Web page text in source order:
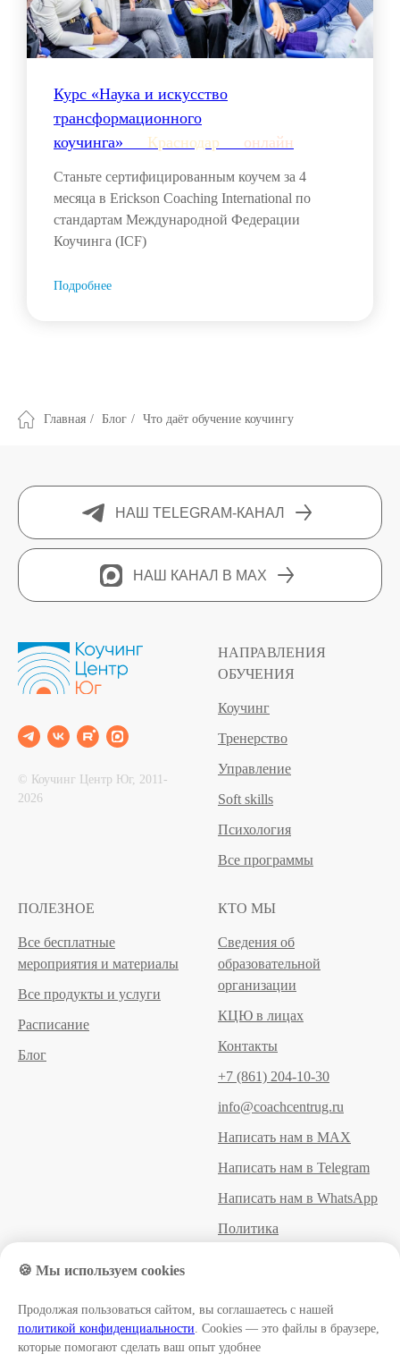
🍪 Мы используем cookies
Продолжая пользоваться сайтом, вы соглашаетесь с нашей
политикой конфиденциальности. Cookies — это файлы в браузере,
которые помогают сделать ваш опыт удобнее
Курс «Наука и искусство
трансформационного
коучинга»___ Краснодар онлайн
Станьте сертифицированным коучем за 4
месяца в Erickson Coaching International по
стандартам Международной Федерации
Коучинга (ICF)
Подробнее
Главная / Блог / Что даёт обучение коучингу
НАШ TELEGRAM-КАНАЛ
НАШ КАНАЛ В MAX
© Коучинг Центр Юг, 2011‐
2026
НАПРАВЛЕНИЯ
ОБУЧЕНИЯ
Коучинг
Тренерство
Управление
Soft skills
Психология
Все программы
ПОЛЕЗНОЕ
Все бесплатные
мероприятия и материалы
Все продукты и услуги
Расписание
Блог
КТО МЫ
Сведения об
образовательной
организации
КЦЮ в лицах
Контакты
+7 (861) 204-10-30
info@coachcentrug.ru
Написать нам в MAX
Написать нам в Telegram
Написать нам в WhatsApp
Политика
Договор оферты